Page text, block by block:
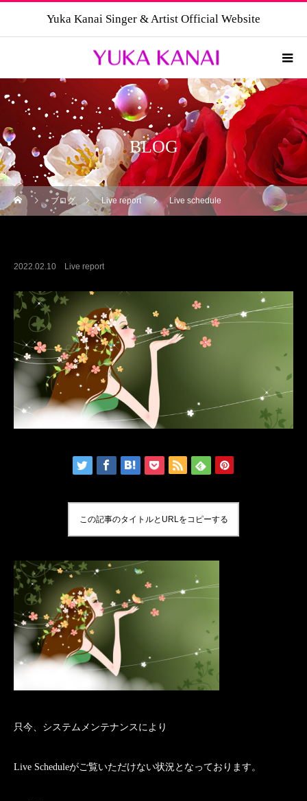
Yuka Kanai Singer & Artist Official Website
BLOG
ブログ Live report Live schedule
2022.02.10 Live report
この記事のタイトルとURLをコピーする
只今、システムメンテナンスにより
Live Scheduleがご覧いただけない状況となっております。